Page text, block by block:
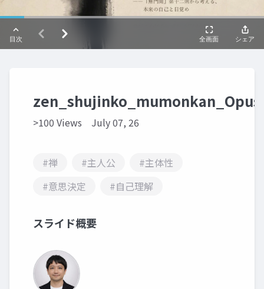
>100 Views July 07, 26
#禅 #主人公
#主体性
#意思決定
#自己理解
スライド概要